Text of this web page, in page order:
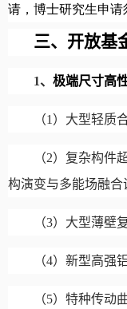
请，博士研究生申请
三、开放基
1、 极端尺寸高
（1 ）大型轻质
（2）复杂构件
构演变与多能场融合
（3）大型薄壁
（4）新型高强
（5）特种传动